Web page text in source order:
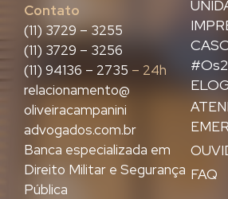
FAQ
Contato
(11) 3729 – 3255
(11) 3729 – 3256
(11) 94136 – 2735 – 24h
relacionamento@
oliveiracampanini
advogados.com.br
Banca especializada em
Direito Militar e Segurança
Pública